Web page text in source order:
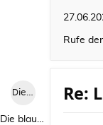
Rufe
Die blaue Luise
Die blaue Luise
Re: